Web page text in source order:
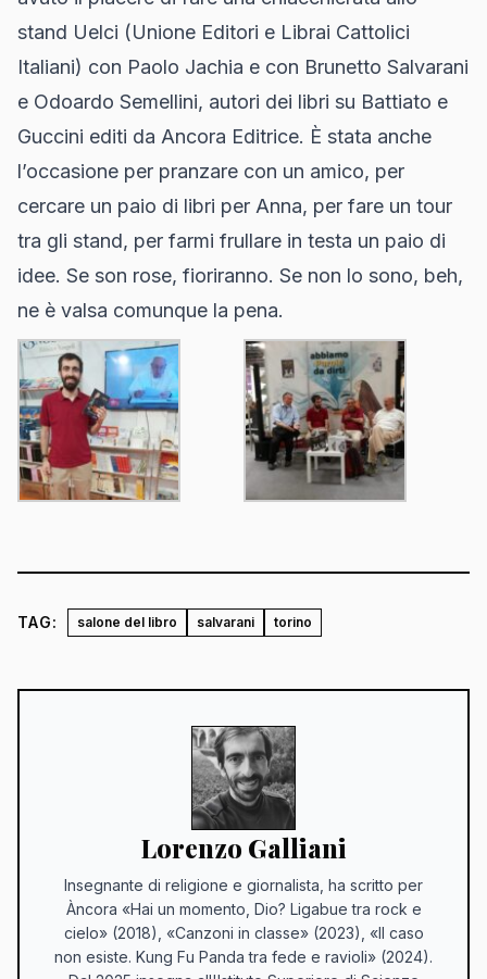
stand Uelci (Unione Editori e Librai Cattolici
Italiani) con Paolo Jachia e con Brunetto Salvarani
e Odoardo Semellini, autori dei libri su Battiato e
Guccini editi da Ancora Editrice. È stata anche
l’occasione per pranzare con un amico, per
cercare un paio di libri per Anna, per fare un tour
tra gli stand, per farmi frullare in testa un paio di
idee. Se son rose, fioriranno. Se non lo sono, beh,
ne è valsa comunque la pena.
TAG: salone del libro salvarani torino
Lorenzo Galliani
Insegnante di religione e giornalista, ha scritto per
Àncora «Hai un momento, Dio? Ligabue tra rock e
cielo» (2018), «Canzoni in classe» (2023), «Il caso
non esiste. Kung Fu Panda tra fede e ravioli» (2024).